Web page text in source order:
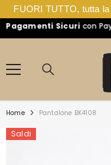
FUORI TUTTO, tutta
VAI DIRETTAMENTE AI CONTENUTI
Sicuricon
Home Pantalone BK4108
Saldi